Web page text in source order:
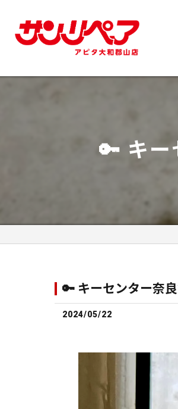
🔑 キー
🔑 キーセンター奈
2024/05/22